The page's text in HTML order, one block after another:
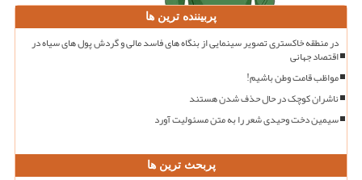
پربیننده ترین ها
در منطقه خاکستری تصویر سینمایی از بنگاه های فاسد مالی و گردش پول های سیاه در
اقتصاد جهانی
مواظب قامت وطن باشیم!
ناشران کوچک در حال حذف شدن هستند
سیمین دخت وحیدی شعر را به متن مسئولیت آورد
پربحث ترین ها